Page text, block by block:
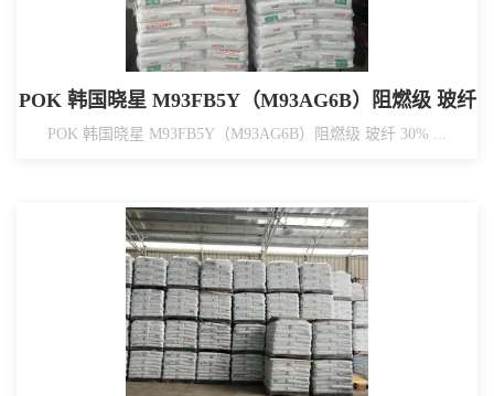
POK 韩国晓星 M93FB5Y（M93AG6B）阻燃级 玻纤
30% 加强 汽车连接器/断路器/水表配件/母线部品
POK 韩国晓星 M93FB5Y（M93AG6B）阻燃级 玻纤 30% ...